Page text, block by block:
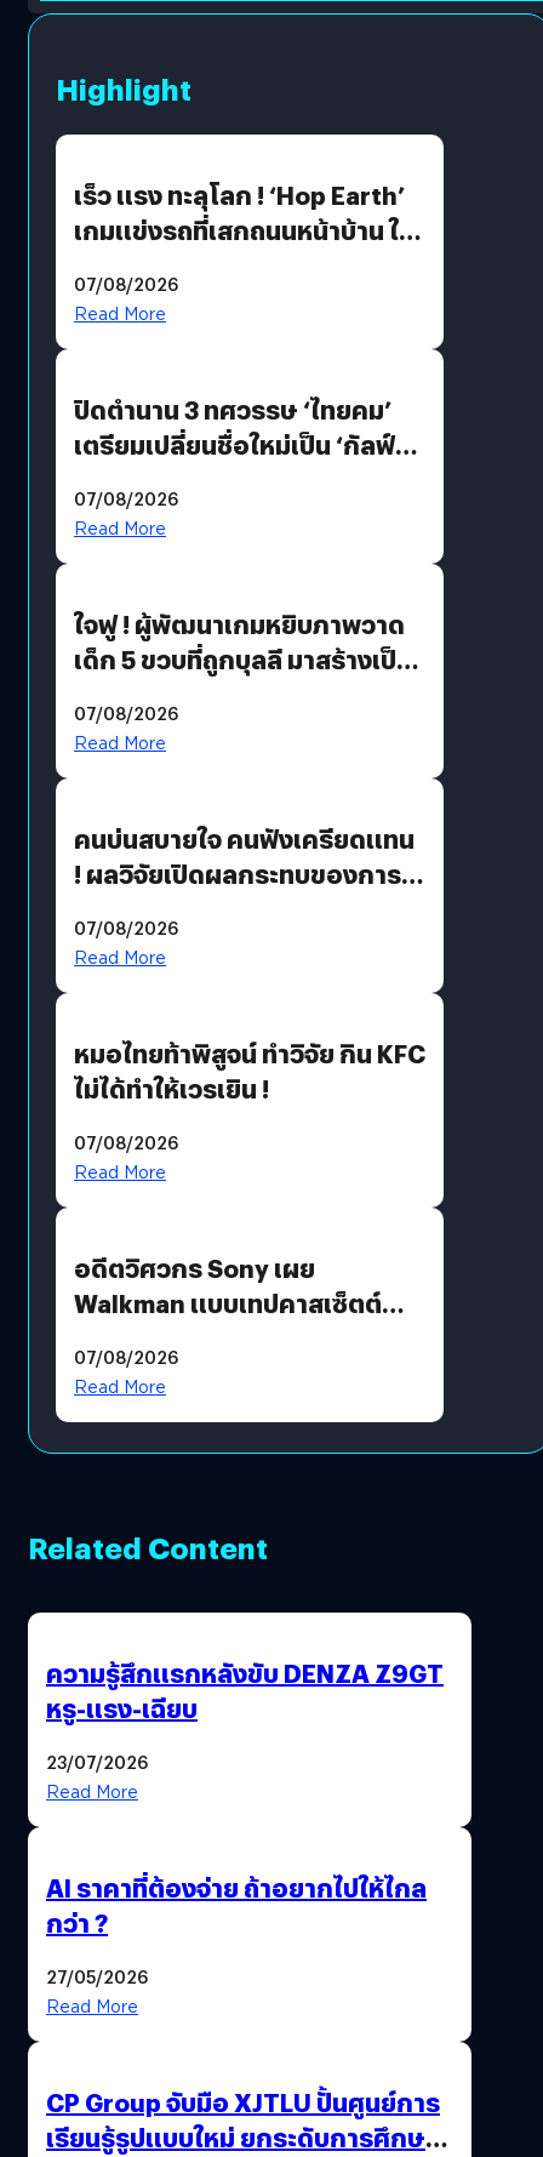
Highlight
เร็ว แรง ทะลุโลก ! ‘Hop Earth’
เกมแข่งรถที่เสกถนนหน้าบ้าน ให้
07/08/2026
Read More
ปิดตำนาน 3 ทศวรรษ ‘ไทยคม’
เตรียมเปลี่ยนชื่อใหม่เป็น ‘กัลฟ์
อวกาศเต็มสูบ
07/08/2026
Read More
ใจฟู ! ผู้พัฒนาเกมหยิบภาพวาด
เด็ก 5 ขวบที่ถูกบุลลี มาสร้างเป็น
07/08/2026
Read More
คนบ่นสบายใจ คนฟังเครียดแทน
! ผลวิจัยเปิดผลกระทบของการ
07/08/2026
Read More
หมอไทยท้าพิสูจน์ ทำวิจัย กิน KFC
ไม่ได้ทำให้เวรเยิน !
07/08/2026
Read More
อดีตวิศวกร Sony เผย
Walkman แบบเทปคาสเซ็ตต์
07/08/2026
Read More
Related Content
ความรู้สึกแรกหลังขับ DENZA Z9GT
หรู-แรง-เฉียบ
23/07/2026
Read More
AI ราคาที่ต้องจ่าย ถ้าอยากไปให้ไกล
กว่า ?
27/05/2026
Read More
CP Group จับมือ XJTLU ปั้นศูนย์การ
เรียนรู้รูปแบบใหม่ ยกระดับการศึกษา